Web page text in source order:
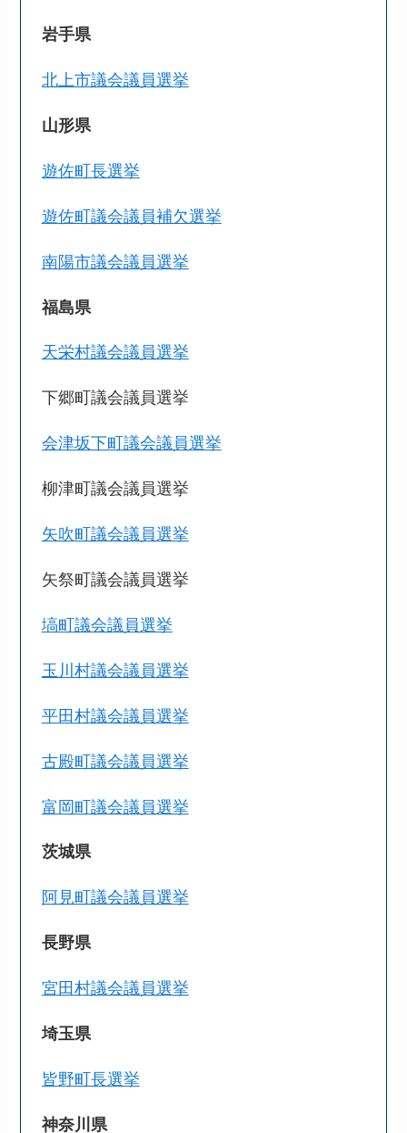
岩手県
北上市議会議員選挙
山形県
遊佐町長選挙
遊佐町議会議員補欠選挙
南陽市議会議員選挙
福島県
天栄村議会議員選挙
下郷町議会議員選挙
会津坂下町議会議員選挙
柳津町議会議員選挙
矢吹町議会議員選挙
矢祭町議会議員選挙
塙町議会議員選挙
玉川村議会議員選挙
平田村議会議員選挙
古殿町議会議員選挙
富岡町議会議員選挙
茨城県
阿見町議会議員選挙
長野県
宮田村議会議員選挙
埼玉県
皆野町長選挙
神奈川県